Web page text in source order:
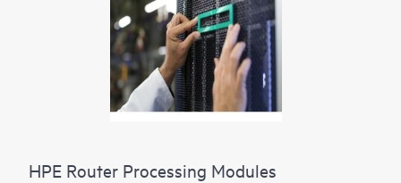
HPE Router Processing Modules